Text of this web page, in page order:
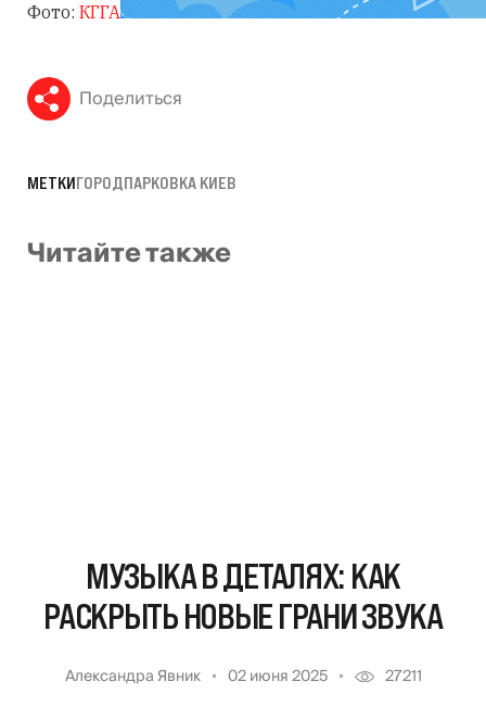
Фото: КГГА
Поделиться
МЕТКИГОРОДПАРКОВКА КИЕВ
Читайте также
МУЗЫКА В ДЕТАЛЯХ: КАК
РАСКРЫТЬ НОВЫЕ ГРАНИ ЗВУКА
Александра Явник 02 июня 2025 27211